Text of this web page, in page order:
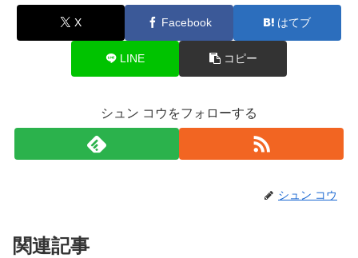
X Facebook はてブ
LINE コピー
シュン コウをフォローする
シュン コウ
関連記事